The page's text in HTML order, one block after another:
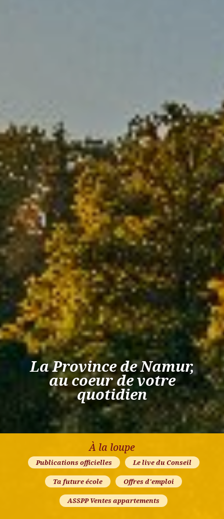
La Province de Namur,
au coeur de votre
quotidien
À la loupe
Publications officielles Le live du Conseil
Ta future école Offres d'emploi
ASSPP Ventes appartements